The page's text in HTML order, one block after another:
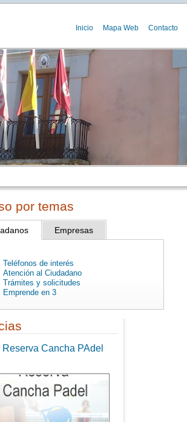
Inicio Mapa Web Contacto
por temas
Empresas
Teléfonos de interés
Atención al Ciudadano
Trámites y solicitudes
Emprende en 3
Reserva Cancha PAdel